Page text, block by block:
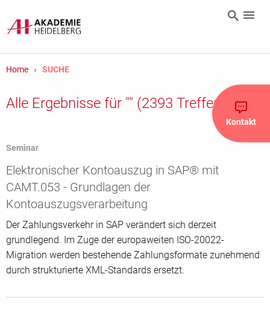
Kontakt
Home SUCHE
Alle Ergebnisse für "" (2393 Treffer)
Seminar
Elektronischer Kontoauszug in SAP® mit
CAMT.053 - Grundlagen der
Kontoauszugsverarbeitung
Der Zahlungsverkehr in SAP verändert sich derzeit
grundlegend. Im Zuge der europaweiten ISO-20022-
Migration werden bestehende Zahlungsformate zunehmend
durch strukturierte XML-Standards ersetzt.